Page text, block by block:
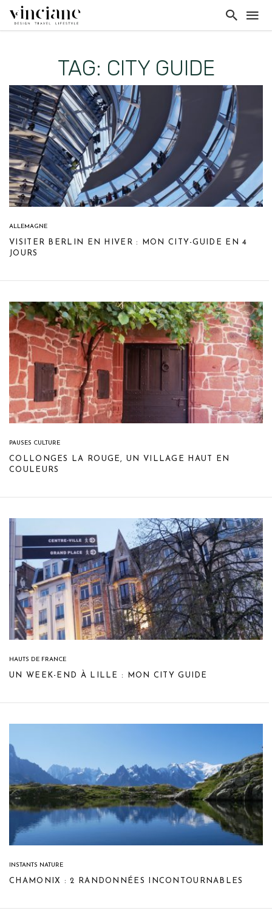
TAG: CITY GUIDE
ALLEMAGNE
VISITER BERLIN EN HIVER : MON CITY-GUIDE EN 4
JOURS
PAUSES CULTURE
COLLONGES LA ROUGE, UN VILLAGE HAUT EN
COULEURS
HAUTS DE FRANCE
UN WEEK-END À LILLE : MON CITY GUIDE
INSTANTS NATURE
CHAMONIX : 2 RANDONNÉES INCONTOURNABLES